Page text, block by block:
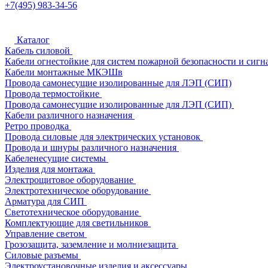
+7(495) 983-34-56
Каталог
Кабель силовой
Кабели огнестойкие для систем пожарной безопасности и
Кабели монтажные МКЭШв
Провода самонесущие изолированные для ЛЭП (СИП)
Провода термостойкие
Провода самонесущие изолированные для ЛЭП (СИП)
Кабели различного назначения
Ретро проводка
Провода силовые для электрических установок
Провода и шнуры различного назначения
Кабеленесущие системы
Изделия для монтажа
Электрощитовое оборудование
Электротехническое оборудование
Арматура для СИП
Светотехническое оборудование
Комплектующие для светильников
Управление светом
Грозозащита, заземление и молниезащита
Силовые разъемы
Электроустановочные изделия и аксессуары